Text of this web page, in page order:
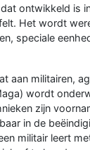
ontwikkeld is
Het wordt
speciale
aan militairen,
wordt
zijn
in de
militair leert